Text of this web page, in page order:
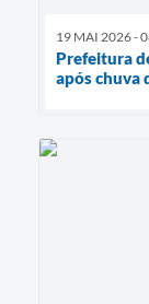
19 MAI 2026 -
Prefeitura
após chuva